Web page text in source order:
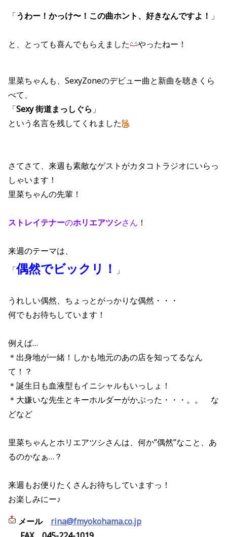
「うわー！かっけ〜！この曲ホント、好きなんですよ！ 」
と、とっても喜んでもらえました やったねー！
里菜ちゃんも、SexyZoneのデビュー曲と新曲を聴きくら
べて、
「Sexy 街道まっしぐら 」
という名言を残してくれました
さてさて、来週も素敵なゲストがカタコトラジオにいらっ
しゃいます！
里菜ちゃんの先輩！
ストレイテナーのホリエアツシさん ！
来週のテーマは、
「偶然でビックリ！ 」
うれしい偶然、ちょっとがっかりな偶然・・・
何でもお待ちしています！
例えば…
＊出身地が一緒！しかも地元のあの店を知ってるなん
て！？
＊誕生日も血液型もイニシャルもいっしょ！
＊大嫌いな先生とキーホルダーがかぶった・・・。。 な
どなど
里菜ちゃんとホリエアツシさんは、何か”偶然”なこと、あ
るのかなぁ…？
来週もお便りたくさんお待ちしていますっ！
お楽しみにー♪
メール rina@fmyokohama.co.jp